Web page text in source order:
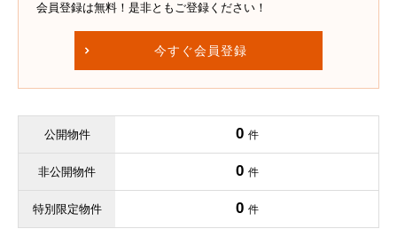
会員登録は無料！是非ともご登録ください！
今すぐ会員登録
公開物件 0 件
非公開物件 0 件
特別限定物件 0 件